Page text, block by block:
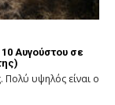
Αυγούστου σε
Πολύ υψηλός είναι ο